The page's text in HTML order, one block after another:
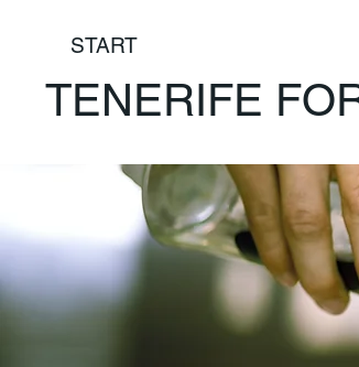
START
TENERIFE